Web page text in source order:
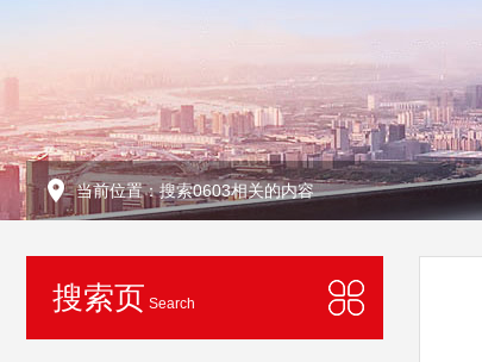
当前位置：搜索0603相关的内容
搜索页 Search